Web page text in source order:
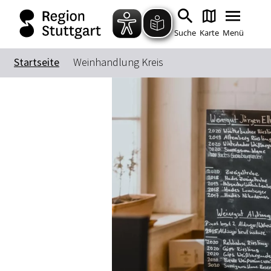
Suche Karte Menü
Startseite Weinhandlung Kreis